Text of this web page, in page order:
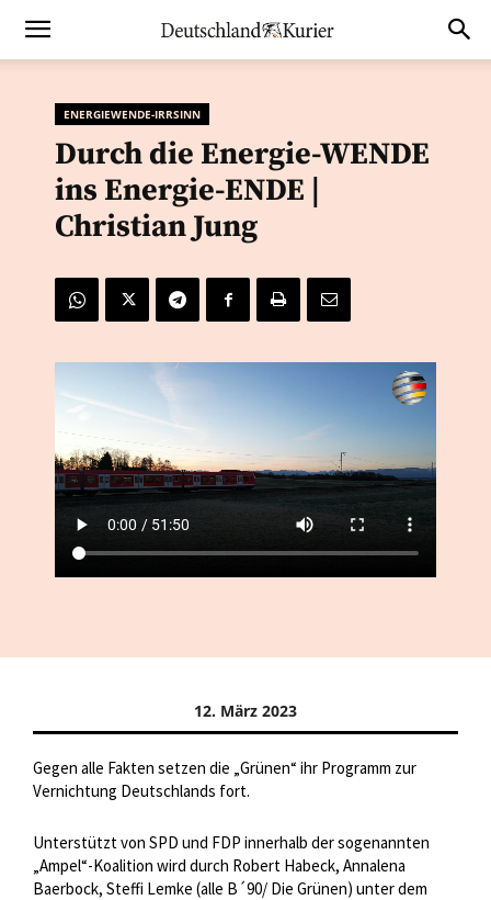
ENERGIEWENDE-IRRSINN
Durch die Energie-WENDE
ins Energie-ENDE |
Christian Jung
12. März 2023
Gegen alle Fakten setzen die „Grünen“ ihr Programm zur
Vernichtung Deutschlands fort.
Unterstützt von SPD und FDP innerhalb der sogenannten
„Ampel“-Koalition wird durch Robert Habeck, Annalena
Baerbock, Steffi Lemke (alle B´90/ Die Grünen) unter dem